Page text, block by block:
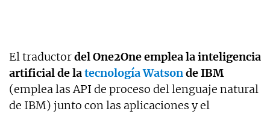
El traductordel One2One emplea la inteligencia
artificial de latecnología Watsonde IBM
(emplea las API de proceso del lenguaje natural
de IBM) junto con las aplicaciones y el